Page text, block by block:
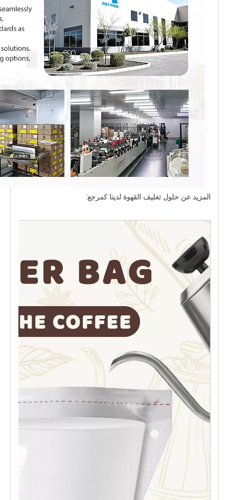
المزيد عن حلول تغليف القهوة لدينا كمرجع: